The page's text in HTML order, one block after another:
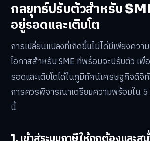
กลยุทธ์ปรับตัวสำหรับ
อยู่รอดและเติบโต
การเปลี่ยนแปลงที่เกิดขึ้นไม่ได้มีเพียงควา
โอกาสสำหรับ SME ที่พร้อมจะปรับตัว เพื่
รอดและเติบโตได้ในภูมิทัศน์เศรษฐกิจดิจิ
การควรพิจารณาเตรียมความพร้อมใน 5
นี้
1. เข้าสู่ระบบภาษีให้ถูกต้องและส